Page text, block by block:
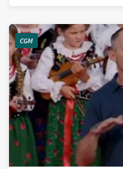
CGM